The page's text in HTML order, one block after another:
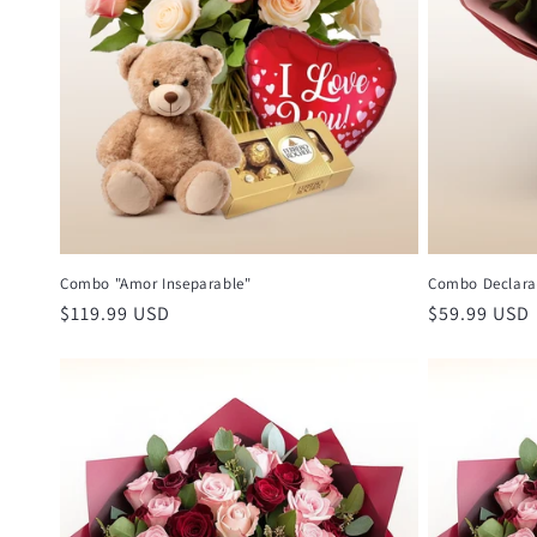
Combo "Amor Inseparable"
Precio
$119.99 USD
Combo
Precio
$59.99 USD